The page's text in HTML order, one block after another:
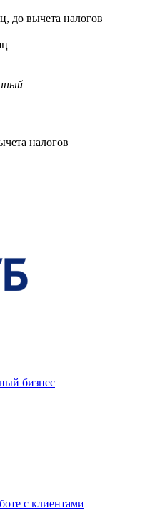
до вычета налогов
налогов
бизнес
с клиентами